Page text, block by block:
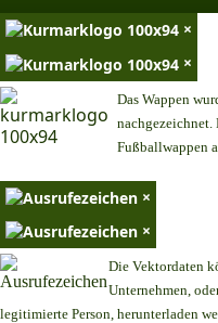
×
×
Das Wappen
nachgezeichnet.
Fußballwappen
×
×
Die Vektordaten
Unternehmen,
legitimierte Person, herunterladen